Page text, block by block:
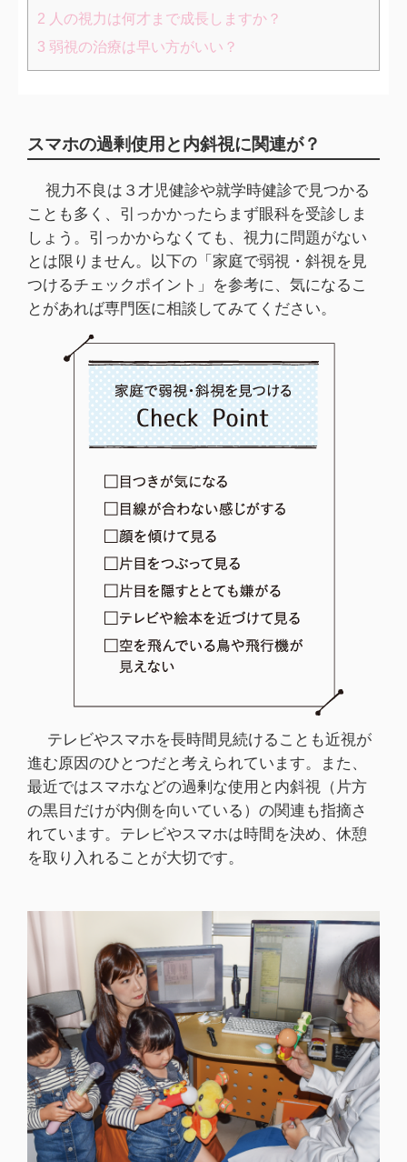
2 人の視力は何才まで成長しますか？
3 弱視の治療は早い方がいい？
スマホの過剰使用と内斜視に関連が？
視力不良は３才児健診や就学時健診で見つかる
ことも多く、引っかかったらまず眼科を受診しま
しょう。引っかからなくても、視力に問題がない
とは限りません。以下の「家庭で弱視・斜視を見
つけるチェックポイント」を参考に、気になるこ
とがあれば専門医に相談してみてください。
テレビやスマホを長時間見続けることも近視が
進む原因のひとつだと考えられています。また、
最近ではスマホなどの過剰な使用と内斜視（片方
の黒目だけが内側を向いている）の関連も指摘さ
れています。テレビやスマホは時間を決め、休憩
を取り入れることが大切です。